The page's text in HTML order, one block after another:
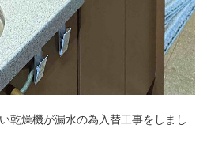
乾燥機が漏水の為入替工事をしまし